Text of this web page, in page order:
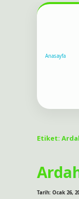
Anasayfa
Etiket:
Tarih: Ocak 26,